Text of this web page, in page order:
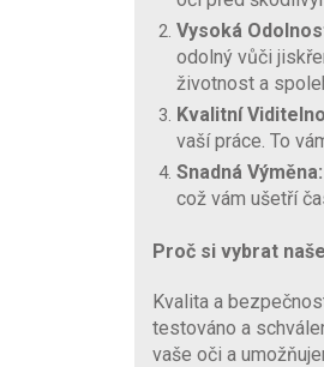
Vysoká
odolný vůči
životnost a
Kvalitní
vaší práce. To
Snadná Výměna:
což vám ušetří
Proč si vybrat
Kvalita a
testováno a
vaše oči a